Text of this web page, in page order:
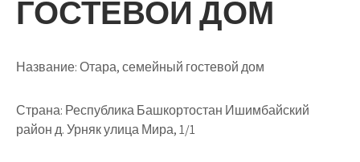
ГОСТЕВОЙ ДОМ
Название:Отара, семейный гостевой дом
Страна: Республика Башкортостан Ишимбайский
район д. Урняк улица Мира, 1/1